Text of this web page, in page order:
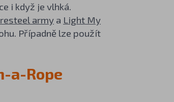
i když je vlhká.
armya Light My
Případně lze použít
a-Rope